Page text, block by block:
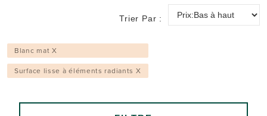
Trier Par :
Blanc mat X
Surface lisse à éléments radiants X